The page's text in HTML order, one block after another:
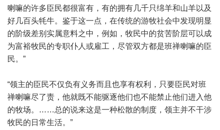
喇嘛的许多臣民都很富有，有的拥有几千只绵羊和山羊以及
好几百头牦牛。鉴于这一点，在传统的游牧社会中发现明显
的阶级差别实属意料之中，例如，牧民中的贫苦阶层可以成
为富裕牧民的专职仆人或雇工，尽管双方都是班禅喇嘛的臣
民。”
“领主的臣民不仅负有义务而且也享有权利，只要臣民对班
禅喇嘛尽了责，他就既不能驱逐他们也不能禁止他们进入他
的牧场。……总的说来这是一种松散的制度，领主并不干涉
牧民的日常生活。”